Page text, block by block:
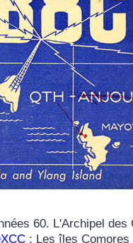
60. L'Archipel
: Les îles Comores